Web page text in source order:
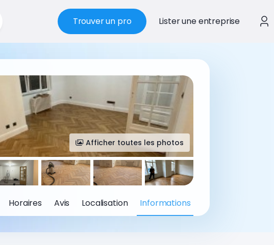
Trouver un pro Lister une entreprise
Afficher toutes les photos
Horaires Avis Localisation Informations